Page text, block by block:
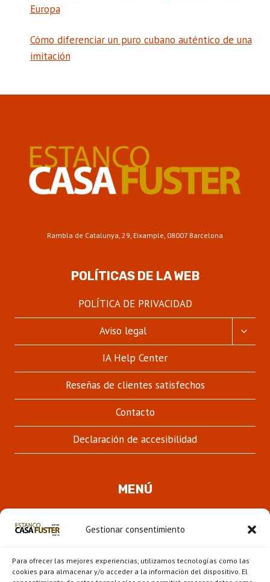
Gestionar consentimiento
Para ofrecer las mejores experiencias, utilizamos tecnologías como las
cookies para almacenar y/o acceder a la información del dispositivo. El
Europa
Cómo diferenciar un puro cubano auténtico de una
imitación
Rambla de Catalunya, 29, Eixample, 08007 Barcelona
POLÍTICAS DE LA WEB
POLÍTICA DE PRIVACIDAD
Aviso legal
IA Help Center
Reseñas de clientes satisfechos
Contacto
Declaración de accesibilidad
MENÚ
HIJO
Novedades